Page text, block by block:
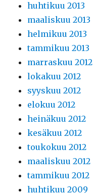
huhtikuu 2013
maaliskuu 2013
helmikuu 2013
tammikuu 2013
marraskuu 2012
lokakuu 2012
syyskuu 2012
elokuu 2012
heinäkuu 2012
kesäkuu 2012
toukokuu 2012
maaliskuu 2012
tammikuu 2012
huhtikuu 2009